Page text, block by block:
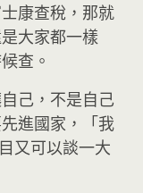
康查稅，那就
大家都一樣
查。
己，不是自己
進國家，「我
又可以談一大